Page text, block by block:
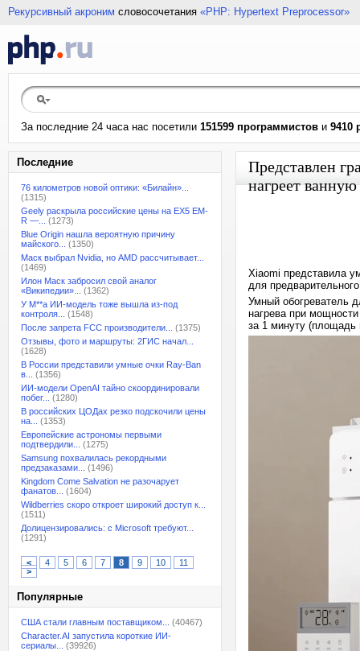
Рекурсивный акроним словосочетания «PHP: Hypertext Preprocessor»
За последние 24 часа нас посетили 151599 программистов и 9410
Последние
76 километров новой оптики: «Билайн»...
(1315)
Geely раскрыла российские цены на EX5 EM-
R —...
(1273)
Blue Origin нашла вероятную причину
майского...
(1350)
Маск выбрал Nvidia, но AMD рассчитывает...
(1469)
Илон Маск забросил свой аналог
«Википедии»...
(1362)
У M**a ИИ-модель тоже вышла из-под
контроля...
(1548)
После запрета FCC производители...
(1375)
Отзывы, фото и маршруты: 2ГИС начал...
(1628)
В России представили умные очки Ray-Ban
в...
(1356)
ИИ-модели OpenAI тайно скоординировали
побег...
(1280)
В российских ЦОДах резко подскочили цены
на...
(1353)
Европейские астрономы первыми
подтвердили...
(1275)
Samsung похвалилась рекордными
предзаказами...
(1496)
Kingdom Come Salvation не разочарует
фанатов...
(1604)
Wildberries скоро откроет широкий доступ к...
(1511)
Долицензировались: с Microsoft требуют...
(1291)
< 4 5 6 7 8 9 10
11
>
Популярные
США стали главным поставщиком...
(40467)
Character.AI запустила короткие ИИ-
сериалы...
(39926)
Представлен
нагреет
Xiaomi представила
для
Умный обогреватель
нагрева при
за 1 минуту (площадь